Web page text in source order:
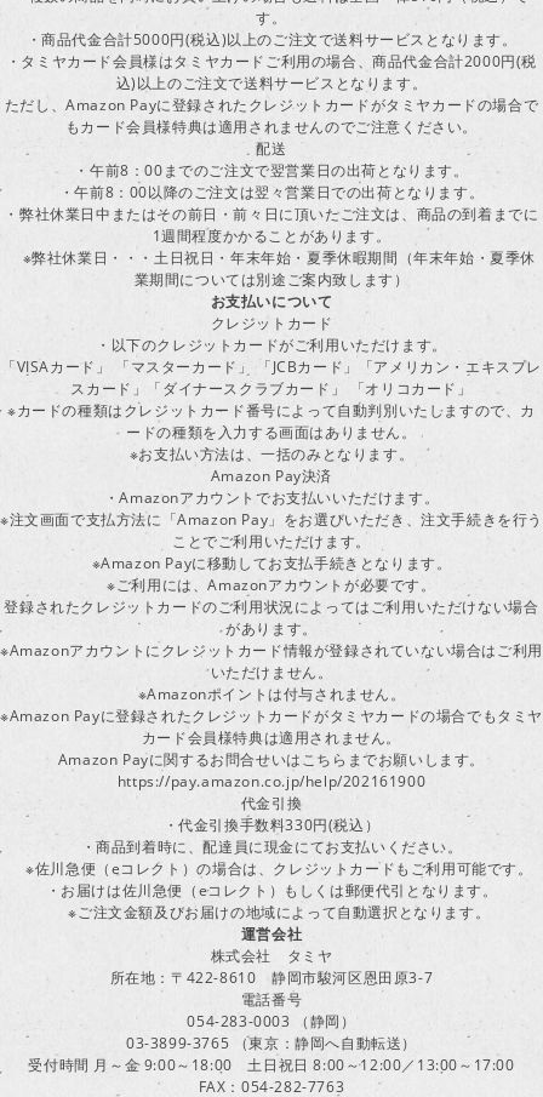
す。
・商品代金合計5000円(税込)以上のご注文で送料サービスとなります。
・タミヤカード会員様はタミヤカードご利用の場合、商品代金合計2000円(税
込)以上のご注文で送料サービスとなります。
ただし、Amazon Payに登録されたクレジットカードがタミヤカードの場合で
もカード会員様特典は適用されませんのでご注意ください。
配送
・午前8：00までのご注文で翌営業日の出荷となります。
・午前8：00以降のご注文は翌々営業日での出荷となります。
・弊社休業日中またはその前日・前々日に頂いたご注文は、商品の到着までに
1週間程度かかることがあります。
※弊社休業日・・・土日祝日・年末年始・夏季休暇期間（年末年始・夏季休
業期間については別途ご案内致します）
お支払いについて
クレジットカード
・以下のクレジットカードがご利用いただけます。
「VISAカード」 「マスターカード」 「JCBカード」「アメリカン・エキスプレ
スカード」「ダイナースクラブカード」 「オリコカード」
※カードの種類はクレジットカード番号によって自動判別いたしますので、カ
ードの種類を入力する画面はありません。
※お支払い方法は、一括のみとなります。
Amazon Pay決済
・Amazonアカウントでお支払いいただけます。
※注文画面で支払方法に「Amazon Pay」をお選びいただき、注文手続きを行う
ことでご利用いただけます。
※Amazon Payに移動してお支払手続きとなります。
※ご利用には、Amazonアカウントが必要です。
登録されたクレジットカードのご利用状況によってはご利用いただけない場合
があります。
※Amazonアカウントにクレジットカード情報が登録されていない場合はご利用
いただけません。
※Amazonポイントは付与されません。
※Amazon Payに登録されたクレジットカードがタミヤカードの場合でもタミヤ
カード会員様特典は適用されません。
Amazon Payに関するお問合せいはこちらまでお願いします。
https://pay.amazon.co.jp/help/202161900
代金引換
・代金引換手数料330円(税込）
・商品到着時に、配達員に現金にてお支払いください。
※佐川急便（eコレクト）の場合は、クレジットカードもご利用可能です。
・お届けは佐川急便（eコレクト）もしくは郵便代引となります。
※ご注文金額及びお届けの地域によって自動選択となります。
運営会社
株式会社 タミヤ
所在地：〒422-8610 静岡市駿河区恩田原3-7
電話番号
054-283-0003 （静岡）
03-3899-3765 （東京：静岡へ自動転送）
受付時間 月～金 9:00～18:00 土日祝日 8:00～12:00／13:00～17:00
FAX：054-282-7763